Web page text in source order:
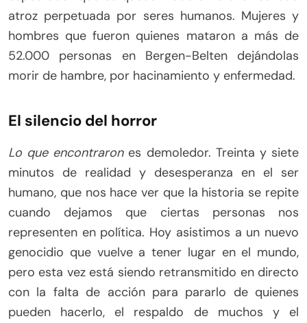
atroz perpetuada por seres humanos. Mujeres y
hombres que fueron quienes mataron a más de
52.000 personas en Bergen-Belten dejándolas
morir de hambre, por hacinamiento y enfermedad.
El silencio del horror
Lo que encontrarones demoledor. Treinta y siete
minutos de realidad y desesperanza en el ser
humano, que nos hace ver que la historia se repite
cuando dejamos que ciertas personas nos
representen en política. Hoy asistimos a un nuevo
genocidio que vuelve a tener lugar en el mundo,
pero esta vez está siendo retransmitido en directo
con la falta de acción para pararlo de quienes
pueden hacerlo, el respaldo de muchos y el